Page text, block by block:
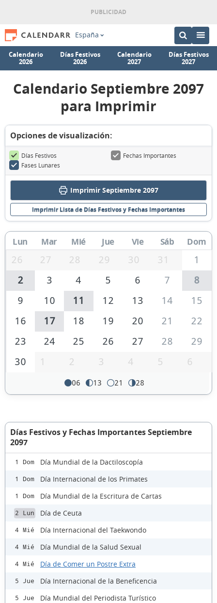
España
Calendario
2026
Días Festivos
2026
Calendario
2027
Días Festivos
2027
Calendario Septiembre 2097
para Imprimir
Opciones de visualización:
Días Festivos
Fechas Importantes
Fases Lunares
Imprimir Septiembre 2097
Imprimir Lista de Días Festivos y Fechas Importantes
Lun Mar Mié Jue Vie Sáb Dom
26 27 28 29 30 31
1
2
3 4 5 6 7
8
9
10 11 12 13 14
15
16
17 18 19 20 21
22
23
24 25 26 27 28
29
30
1 2 3 4 5 6
06 13 21 28
Días Festivos y Fechas Importantes Septiembre
2097
1 Dom Día Mundial de la Dactiloscopía
1 Dom Día Internacional de los Primates
1 Dom Día Mundial de la Escritura de Cartas
2 Lun Día de Ceuta
4 Mié Día Internacional del Taekwondo
4 Mié Día Mundial de la Salud Sexual
4 Mié Día de Comer un Postre Extra
5 Jue Día Internacional de la Beneficencia
5 Jue Día Mundial del Periodista Turístico